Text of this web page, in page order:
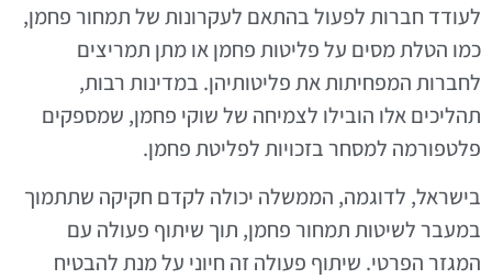
לעודד חברות לפעול בהתאם לעקרונות של תמחור פחמן,
כמו הטלת מסים על פליטות פחמן או מתן תמריצים
לחברות המפחיתות את פליטותיהן. במדינות רבות,
תהליכים אלו הובילו לצמיחה של שוקי פחמן, שמספקים
פלטפורמה למסחר בזכויות לפליטת פחמן.
בישראל, לדוגמה, הממשלה יכולה לקדם חקיקה שתתמוך
במעבר לשיטות תמחור פחמן, תוך שיתוף פעולה עם
המגזר הפרטי. שיתוף פעולה זה חיוני על מנת להבטיח